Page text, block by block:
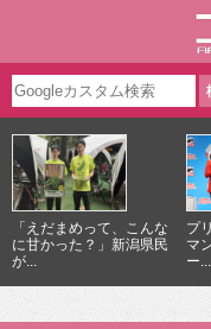
「えだまめって、こんな
に甘かった？」新潟県民
が...
プ
マ
ー...